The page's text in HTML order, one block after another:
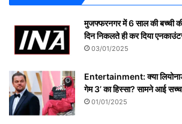
मुजफ्फरनगर में 6 साल की बच्ची
दिन निकलते ही कर दिया
03/01/2025
Entertainment: क्या
गेम 3’ का हिस्सा? सामने आई
01/01/2025